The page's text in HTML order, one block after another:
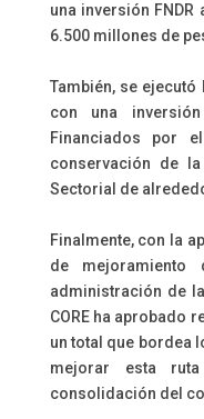
una inversión FNDR
6.500 millones de
También, se
con una
Financiados por
conservación de
Sectorial de
Finalmente, con la
de
administración de
CORE ha aprobado
un total que bordea
mejorar esta
consolidación del